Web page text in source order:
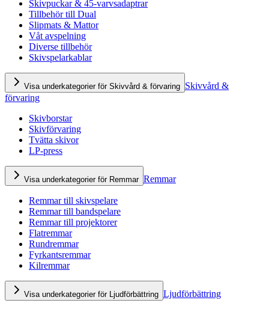
Skivpuckar & 45-varvsadaptrar
Tillbehör till Dual
Slipmats & Mattor
Våt avspelning
Diverse tillbehör
Skivspelarkablar
Visa underkategorier för Skivvård & förvaring Skivvård &
förvaring
Skivborstar
Skivförvaring
Tvätta skivor
LP-press
Visa underkategorier för Remmar Remmar
Remmar till skivspelare
Remmar till bandspelare
Remmar till projektorer
Flatremmar
Rundremmar
Fyrkantsremmar
Kilremmar
Visa underkategorier för Ljudförbättring Ljudförbättring